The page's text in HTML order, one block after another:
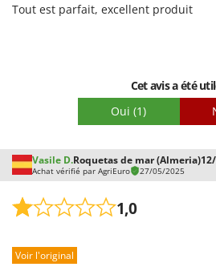
Tout est parfait, excellent produit
Cet avis a été
Oui (1)
Vasile D.Roquetas de mar (Almeria)
Achat vérifié par AgriEuro 27/05/2025
1,0
Prestations
Voir l'original